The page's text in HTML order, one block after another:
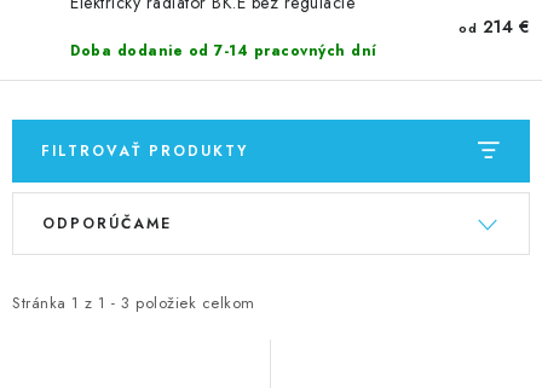
Ochrana osobných údajov GDPR
Predajňa Nitra
Formulár na vrátenie tovaru
Doba dodanie od 7-14 pracovných dní
od 214 €
FILTROVAŤ PRODUKTY
V
i
Stránka 1 z 1 - 3 položiek celkom
R
e
ODPORÚČAME